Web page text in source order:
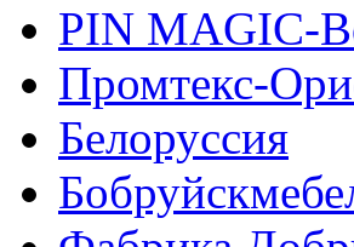
PIN MAGIС-
Промтекс-
Белоруссия